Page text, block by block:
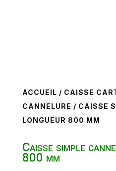
ACCUEIL / CAISSE
CANNELURE / CAISSE
LONGUEUR 800 MM
Caisse simple
800 mm